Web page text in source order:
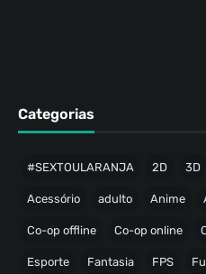
Categorias
#SEXTOULARANJA 2D 3D
Acessório adulto Anime
Co-op offline Co-op online
Esporte Fantasia FPS